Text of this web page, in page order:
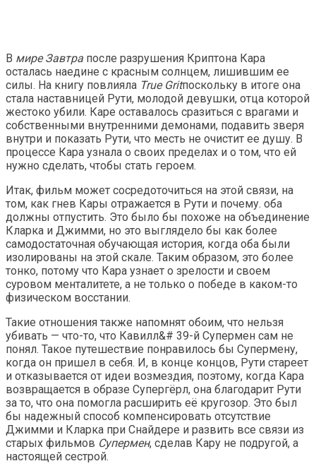
В мире Завтра после разрушения Криптона Кара
осталась наедине с красным солнцем, лишившим ее
силы. На книгу повлияла True Gritпоскольку в итоге она
стала наставницей Рути, молодой девушки, отца которой
жестоко убили. Каре оставалось сразиться с врагами и
собственными внутренними демонами, подавить зверя
внутри и показать Рути, что месть не очистит ее душу. В
процессе Кара узнала о своих пределах и о том, что ей
нужно сделать, чтобы стать героем.
Итак, фильм может сосредоточиться на этой связи, на
том, как гнев Кары отражается в Рути и почему. оба
должны отпустить. Это было бы похоже на объединение
Кларка и Джимми, но это выглядело бы как более
самодостаточная обучающая история, когда оба были
изолированы на этой скале. Таким образом, это более
тонко, потому что Кара узнает о зрелости и своем
суровом менталитете, а не только о победе в каком-то
физическом восстании.
Такие отношения также напомнят обоим, что нельзя
убивать — что-то, что Кавилл&# 39-й Супермен сам не
понял. Такое путешествие понравилось бы Супермену,
когда он пришел в себя. И, в конце концов, Рути стареет
и отказывается от идеи возмездия, поэтому, когда Кара
возвращается в образе Супергёрл, она благодарит Рути
за то, что она помогла расширить её кругозор. Это был
бы надежный способ компенсировать отсутствие
Джимми и Кларка при Снайдере и развить все связи из
старых фильмов Супермен, сделав Кару не подругой, а
настоящей сестрой.